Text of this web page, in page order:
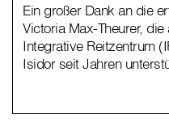
Ein großer Dank an die
Victoria Max-Theurer,
Integrative Reitzentrum
Isidor seit Jahren